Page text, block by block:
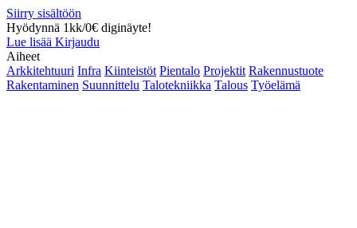
Siirry sisältöön
Hyödynnä 1kk/0€ diginäyte!
Lue lisää Kirjaudu
Aiheet
Arkkitehtuuri Infra Kiinteistöt Pientalo Projektit Rakennustuote
Rakentaminen Suunnittelu Talotekniikka Talous Työelämä